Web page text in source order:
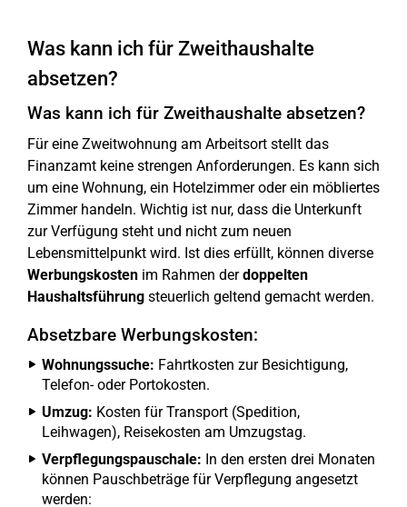
Was kann ich für Zweithaushalte
absetzen?
Was kann ich für Zweithaushalte absetzen?
Für eine Zweitwohnung am Arbeitsort stellt das
Finanzamt keine strengen Anforderungen. Es kann sich
um eine Wohnung, ein Hotelzimmer oder ein möbliertes
Zimmer handeln. Wichtig ist nur, dass die Unterkunft
zur Verfügung steht und nicht zum neuen
Lebensmittelpunkt wird. Ist dies erfüllt, können diverse
Werbungskosten im Rahmen derdoppelten
Haushaltsführung steuerlich geltend gemacht werden.
Absetzbare Werbungskosten:
Wohnungssuche: Fahrtkosten zur Besichtigung,
Telefon- oder Portokosten.
Umzug: Kosten für Transport (Spedition,
Leihwagen), Reisekosten am Umzugstag.
Verpflegungspauschale: In den ersten drei Monaten
können Pauschbeträge für Verpflegung angesetzt
werden: